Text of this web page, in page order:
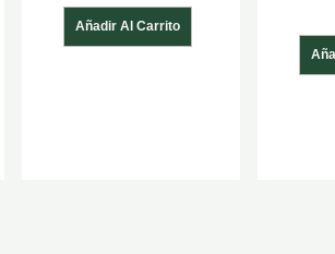
Añadir Al Carrito